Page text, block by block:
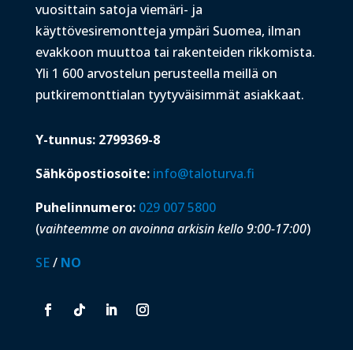
vuosittain satoja viemäri- ja
käyttövesiremontteja ympäri Suomea, ilman
evakkoon muuttoa tai rakenteiden rikkomista.
Yli 1 600 arvostelun perusteella meillä on
putkiremonttialan tyytyväisimmät asiakkaat.
Y-tunnus: 2799369-8
Sähköpostiosoite: info@taloturva.fi
Puhelinnumero: 029 007 5800
(vaihteemme on avoinna arkisin kello 9:00-17:00)
SE/ NO